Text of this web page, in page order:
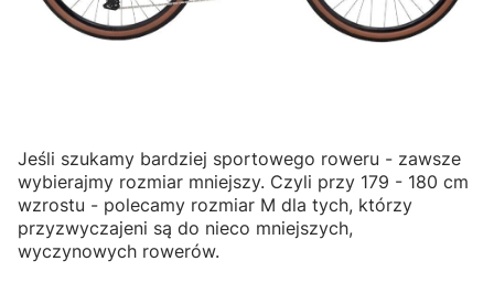
Jeśli szukamy bardziej sportowego roweru - zawsze
wybierajmy rozmiar mniejszy. Czyli przy 179 - 180 cm
wzrostu - polecamy rozmiar M dla tych, którzy
przyzwyczajeni są do nieco mniejszych,
wyczynowych rowerów.